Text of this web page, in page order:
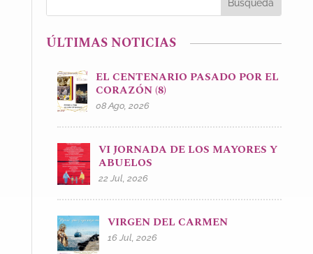
ÚLTIMAS NOTICIAS
EL CENTENARIO PASADO POR EL
CORAZÓN (8)
08 Ago, 2026
VI JORNADA DE LOS MAYORES Y
ABUELOS
22 Jul, 2026
VIRGEN DEL CARMEN
16 Jul, 2026